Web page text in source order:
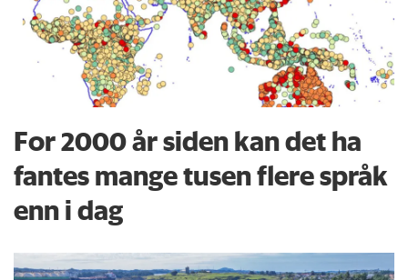
For 2000 år siden kan det ha
fantes mange tusen flere språk
enn i dag